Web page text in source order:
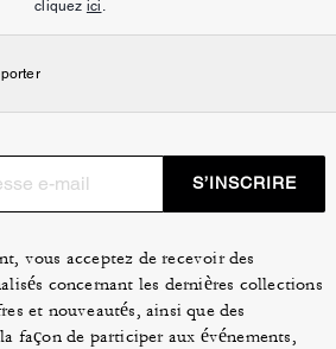
cliquez ici .
S’INSCRIRE
vous acceptez de recevoir des
concernant les dernières collections
et nouveautés, ainsi que des
façon de participer aux événements,